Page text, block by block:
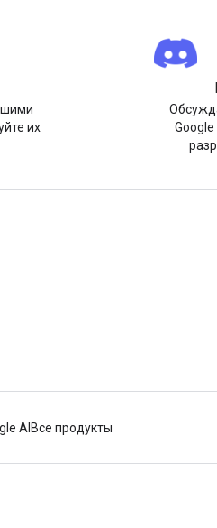
их
AI Все продукты